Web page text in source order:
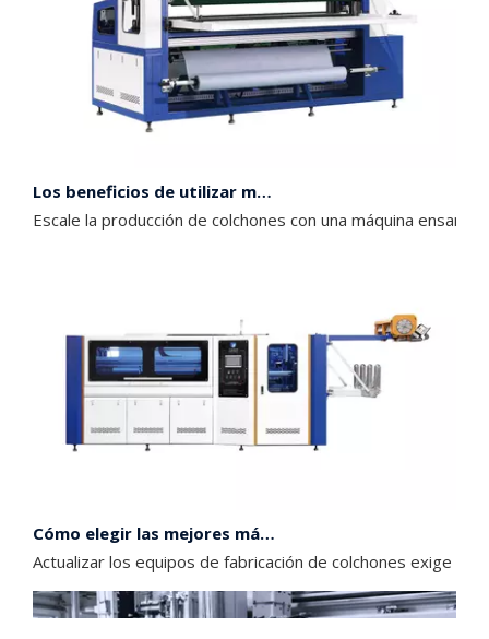
Actualizar los equipos de fabricación de colchones exige